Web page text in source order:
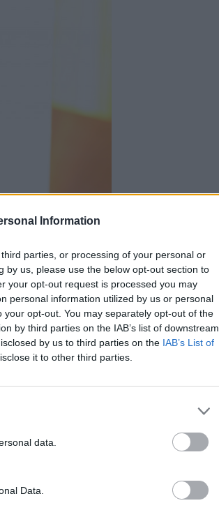
Information
parties, or processing of your personal or
by us, please use the below opt-out section to
your opt-out request is processed you may
personal information utilized by us or personal
opt-out. You may separately opt-out of the
by third parties on the IAB’s list of downstream
by us to third parties on the IAB’s List of
it to other third parties.
data.
Data.